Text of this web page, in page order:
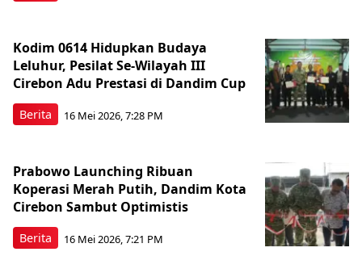
Berita
Kodim 0614 Hidupkan Budaya
Leluhur, Pesilat Se-Wilayah III
Cirebon Adu Prestasi di Dandim Cup
16 Mei 2026, 7:28 PM
Berita
Prabowo Launching Ribuan
Koperasi Merah Putih, Dandim Kota
Cirebon Sambut Optimistis
16 Mei 2026, 7:21 PM